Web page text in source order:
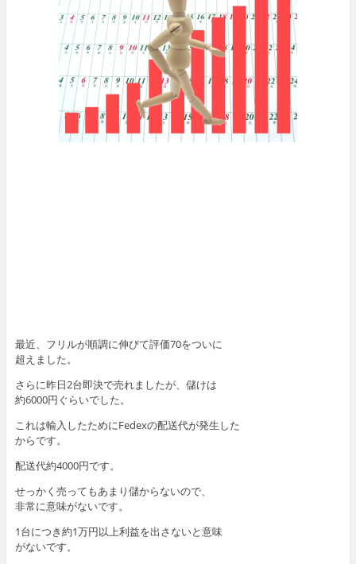
最近、フリルが順調に伸びて評価70をついに
超えました。
さらに昨日2台即決で売れましたが、儲けは
約6000円ぐらいでした。
これは輸入したためにFedexの配送代が発生した
からです。
配送代約4000円です。
せっかく売ってもあまり儲からないので、
非常に意味がないです。
1台につき約1万円以上利益を出さないと意味
がないです。